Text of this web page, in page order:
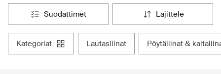
suodattimet lajittele
kategoriat lautasliinat pöytäliinat &